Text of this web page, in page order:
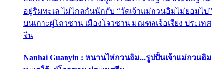
อยู่ริมทะเล ไม่ไกลกันนักกับ “วัดเจ้าแม่กวนอิมไม่ยอมไป”
บนเกาะผู่โถวซาน เมืองโจวซาน มณฑลเจ้อเจียง ประเทศ
จีน
Nanhai Guanyin : หนานไห่กวนอิม...รูปปั้นเจ้าแม่กวนอิม